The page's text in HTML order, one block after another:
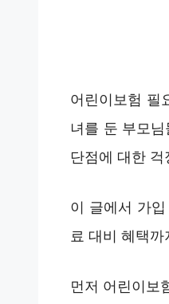
어린이보험 필
녀를 둔 부모
단점에 대한
이 글에서 가
료 대비 혜택
먼저 어린이보